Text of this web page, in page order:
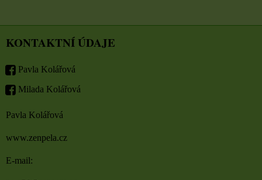
KONTAKTNÍ ÚDAJE
Pavla Kolářová
Milada Kolářová
Pavla Kolářová
www.zenpela.cz
E-mail: